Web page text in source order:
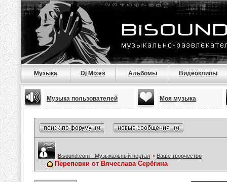
Музыка Dj Mixes Альбомы Видеоклипы
Музыка пользователей Моя музыка
Bisound.com - Музыкальный портал > Ваше творчество
Перепевки от Вячеслава Серёгина